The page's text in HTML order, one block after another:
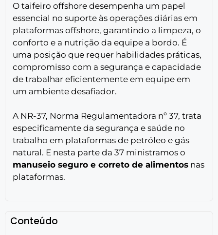
O taifeiro offshore desempenha um papel
essencial no suporte às operações diárias em
plataformas offshore, garantindo a limpeza, o
conforto e a nutrição da equipe a bordo. É
uma posição que requer habilidades práticas,
compromisso com a segurança e capacidade
de trabalhar eficientemente em equipe em
um ambiente desafiador.
A NR-37, Norma Regulamentadora nº 37, trata
especificamente da segurança e saúde no
trabalho em plataformas de petróleo e gás
natural. E nesta parte da 37 ministramos o
manuseio seguro e correto de alimentos nas
plataformas.
Conteúdo